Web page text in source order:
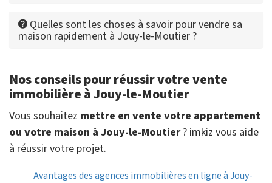
Quelles sont les choses à savoir pour vendre sa
maison rapidement à Jouy-le-Moutier ?
Nos conseils pour réussir votre vente
immobilière à Jouy-le-Moutier
Vous souhaitez mettre en vente votre appartement
ou votre maison à Jouy-le-Moutier? imkiz vous aide
à réussir votre projet.
Avantages des agences immobilières en ligne à Jouy-